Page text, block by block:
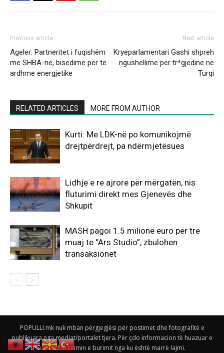
Previous article
Ageler: Partneritet i fuqishëm
me SHBA-në, bisedime për të
ardhme energjetike
Next article
Kryeparlamentari Gashi shpreh
ngushëllime për tr*gjedinë në
Turqi
RELATED ARTICLES MORE FROM AUTHOR
Kurti: Me LDK-në po komunikojmë
drejtpërdrejt, pa ndërmjetësues
Lidhje e re ajrore për mërgatën, nis
fluturimi direkt mes Gjenevës dhe
Shkupit
MASH pagoi 1.5 milionë euro për tre
muaj te “Ars Studio”, zbulohen
transaksionet
POPULLI.mk nuk mban përgjegjësi për postimet dhe fotografitë e
publikuara nga mediat/portalet tjera. Për çdo informacion të huazuar e
keni edhe citimin e burimit nga ku është marrë lajmi.